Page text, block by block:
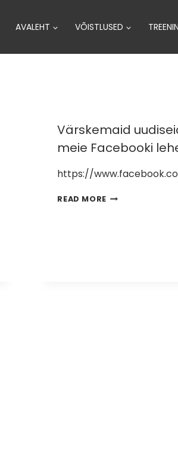
AVALEHT VÕISTLUSED
Värskemaid
meie Facebooki
https://
READ MORE VÄRSKEMAID